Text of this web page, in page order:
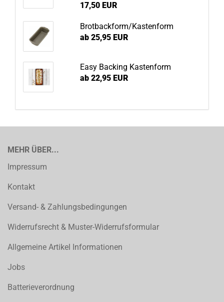
17,50 EUR
Brotbackform/Kastenform
ab 25,95 EUR
Easy Backing Kastenform
ab 22,95 EUR
MEHR ÜBER...
Impressum
Kontakt
Versand- & Zahlungsbedingungen
Widerrufsrecht & Muster-Widerrufsformular
Allgemeine Artikel Informationen
Jobs
Batterieverordnung